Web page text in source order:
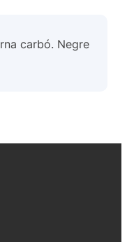
carbó. Negre